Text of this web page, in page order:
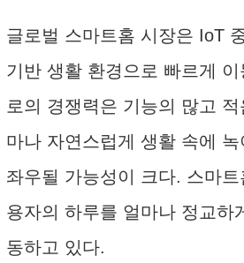
글로벌 스마트홈 시장은 IoT
기반 생활 환경으로 빠르게
로의 경쟁력은 기능의 많고
마나 자연스럽게 생활 속에
좌우될 가능성이 크다. 스마트
용자의 하루를 얼마나 정교하
동하고 있다.